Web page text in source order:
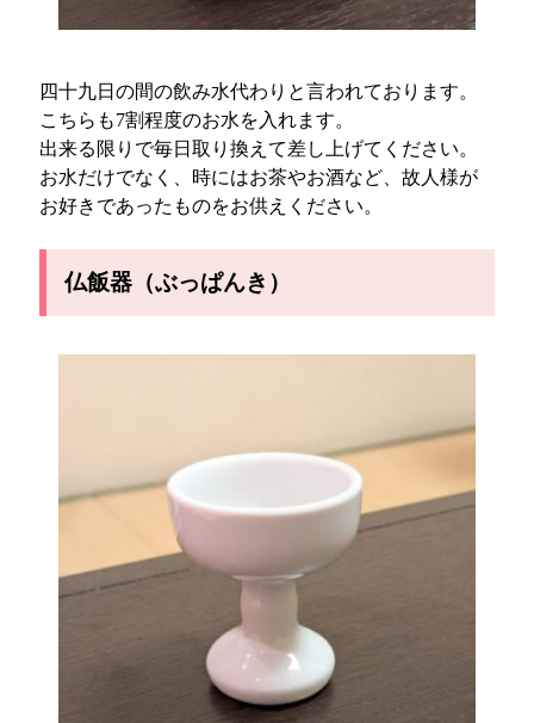
四十九日の間の飲み水代わりと言われております。
こちらも7割程度のお水を入れます。
出来る限りで毎日取り換えて差し上げてください。
お水だけでなく、時にはお茶やお酒など、故人様が
お好きであったものをお供えください。
仏飯器（ぶっぱんき）